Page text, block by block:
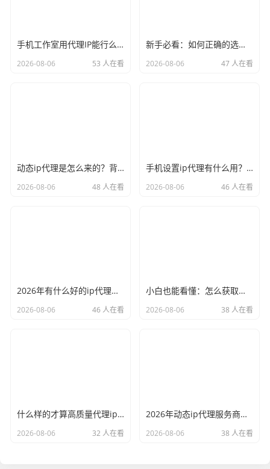
手机工作室用代理IP能行么？过来人的经验告诉你答案
2026-08-06 53 人在看
新手必看：如何正确的选择代理ip软件，别再交智商税了
2026-08-06 47 人在看
动态ip代理是怎么来的？背后的原理比你想象的精彩
2026-08-06 48 人在看
手机设置ip代理有什么用？不只是改定位那么简单
2026-08-06 46 人在看
2026年有什么好的ip代理软件？亲测后我只推荐这几个
2026-08-06 46 人在看
小白也能看懂：怎么获取代理ip和端口号，一步步教会你
2026-08-06 38 人在看
什么样的才算高质量代理ip？资深玩家总结了三个硬指标
2026-08-06 32 人在看
2026年动态ip代理服务商有哪些？这份清单建议收藏
2026-08-06 38 人在看